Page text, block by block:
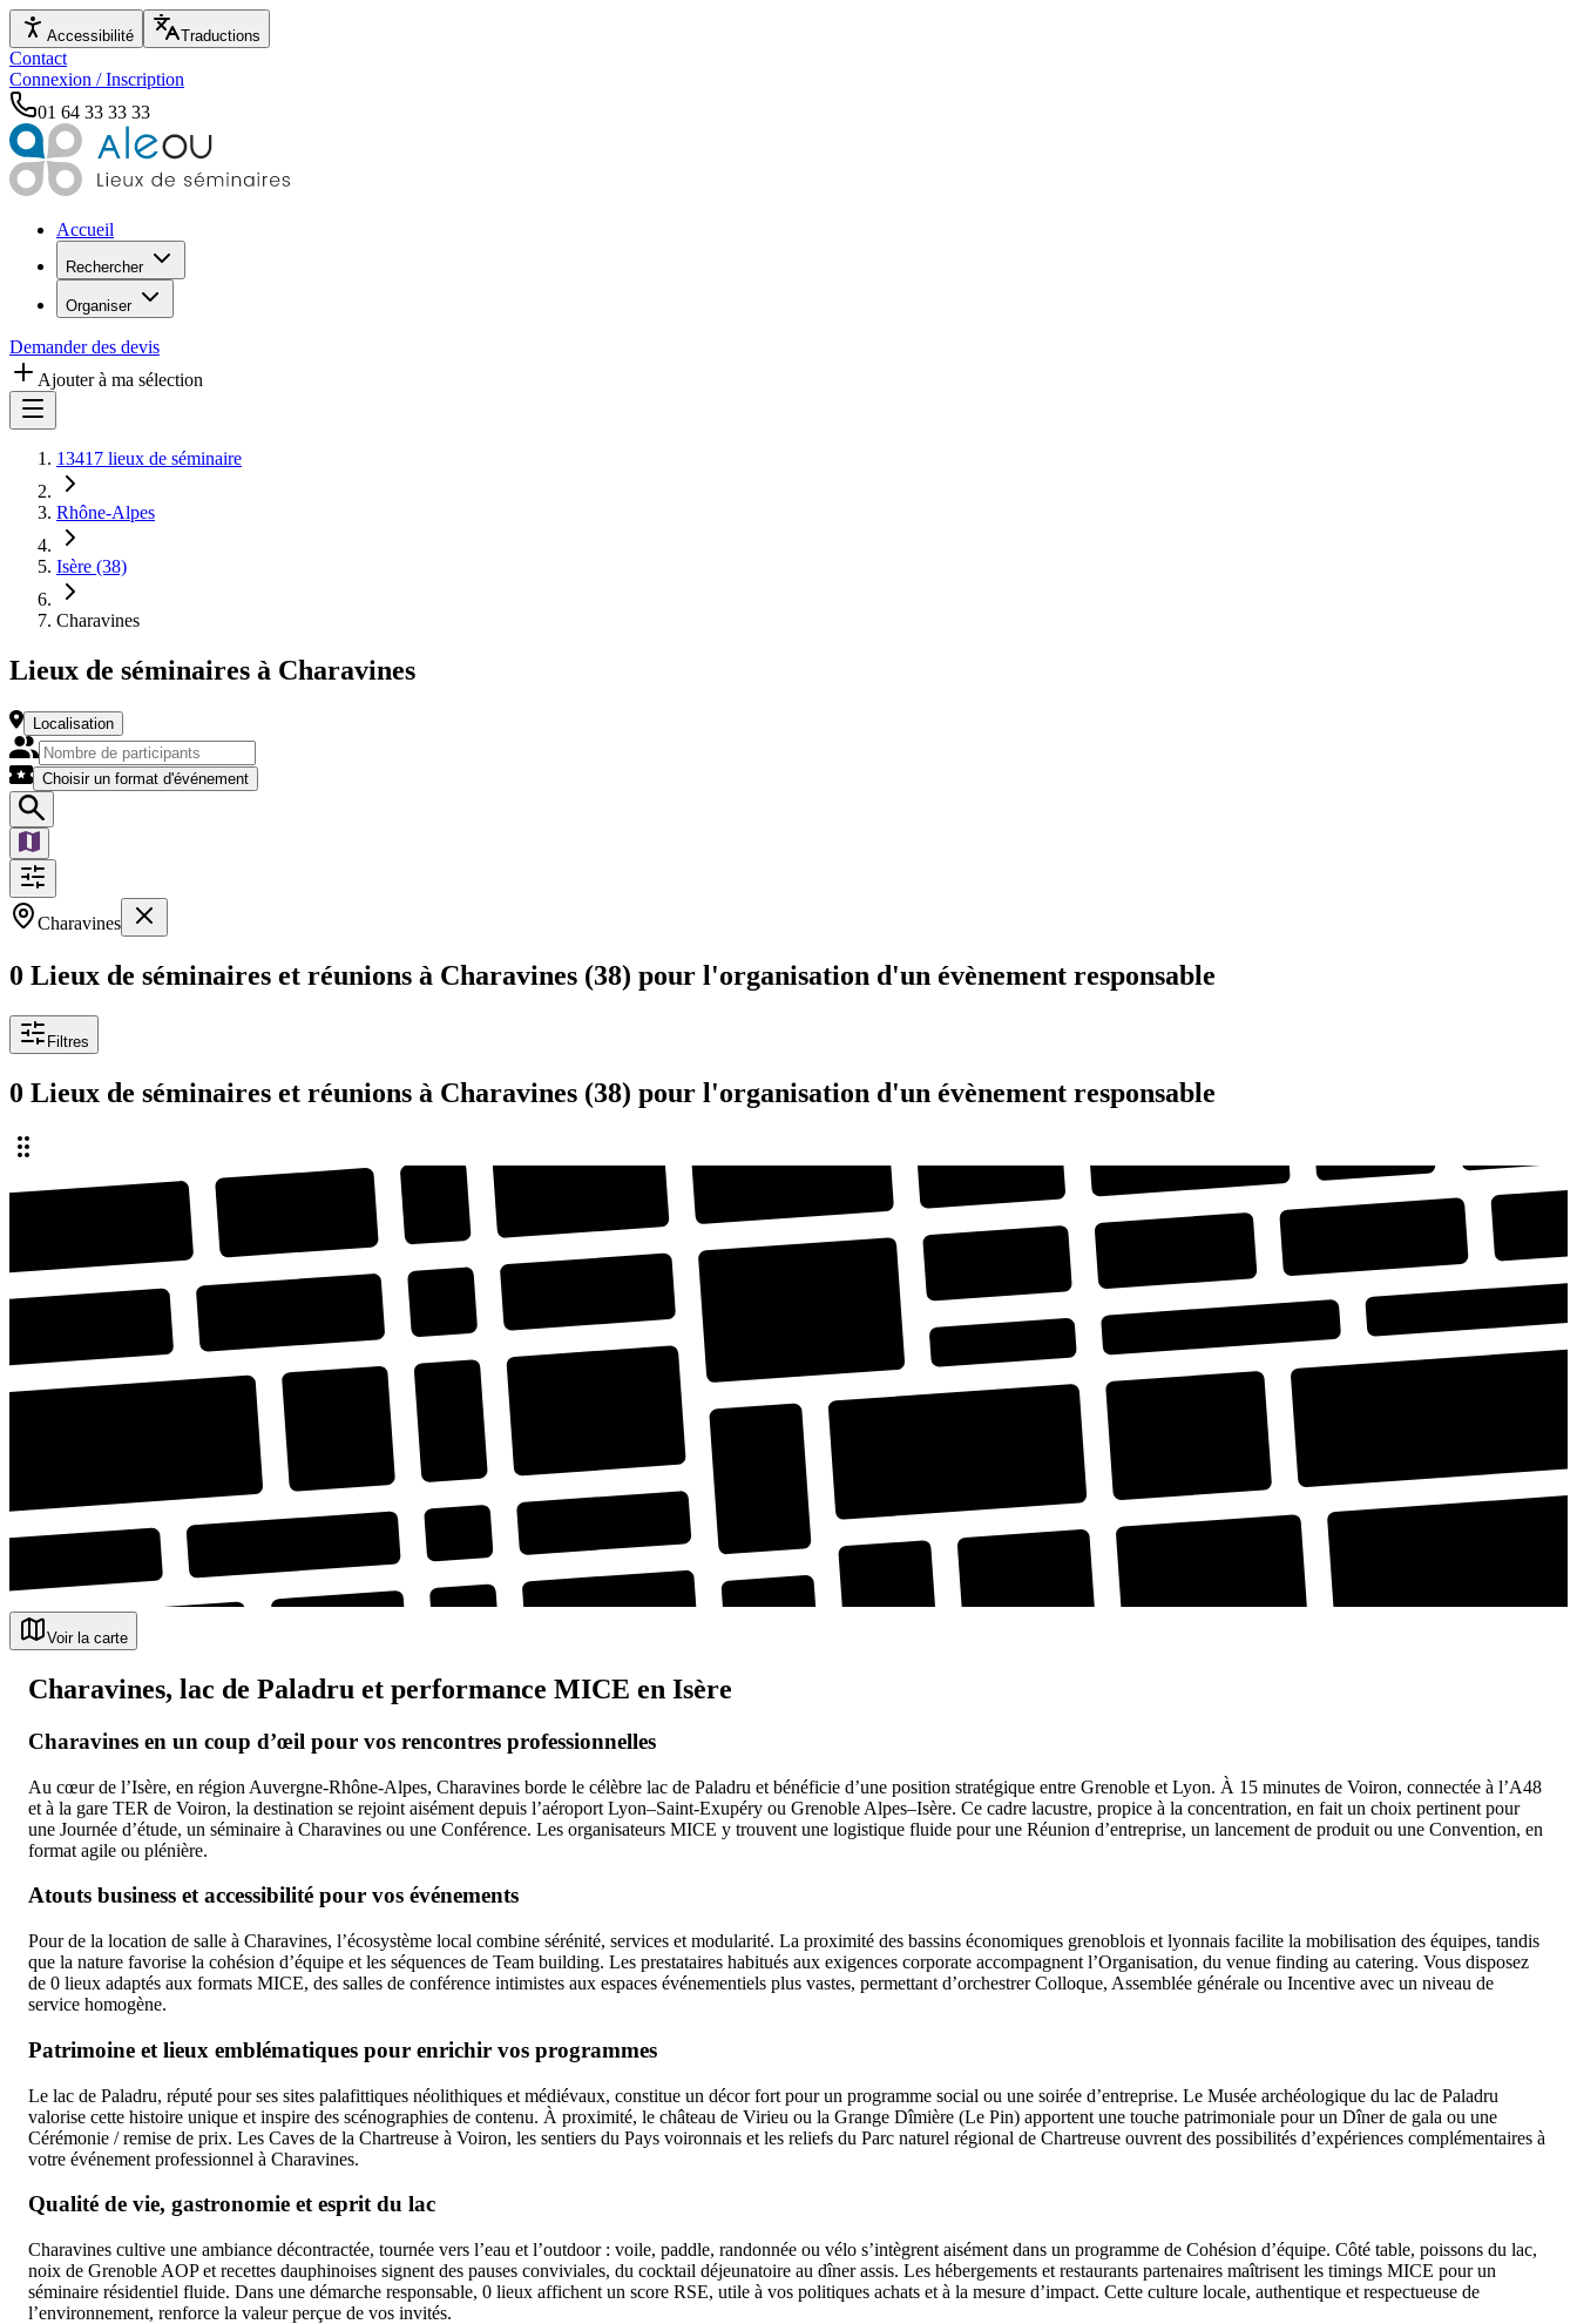
Accessibilité Traductions
Contact
Connexion / Inscription
01 64 33 33 33
Accueil
Rechercher
Organiser
Demander des devis
Ajouter à ma sélection
13417 lieux de séminaire
Rhône-Alpes
Isère (38)
Charavines
Lieux de séminaires à Charavines
Localisation
Choisir un format d'événement
Charavines
0 Lieux de séminaires et réunions à Charavines (38) pour l'organisation d'un évènement responsable
Filtres
0 Lieux de séminaires et réunions à Charavines (38) pour l'organisation d'un évènement responsable
Voir la carte
Charavines, lac de Paladru et performance MICE en Isère
Charavines en un coup d’œil pour vos rencontres professionnelles
Au cœur de l’Isère, en région Auvergne-Rhône-Alpes, Charavines borde le célèbre lac de Paladru et bénéficie d’une position stratégique entre Grenoble et Lyon. À 15 minutes de Voiron, connectée à l’A48
et à la gare TER de Voiron, la destination se rejoint aisément depuis l’aéroport Lyon–Saint‑Exupéry ou Grenoble Alpes–Isère. Ce cadre lacustre, propice à la concentration, en fait un choix pertinent pour
une Journée d’étude, un séminaire à Charavines ou une Conférence. Les organisateurs MICE y trouvent une logistique fluide pour une Réunion d’entreprise, un lancement de produit ou une Convention, en
format agile ou plénière.
Atouts business et accessibilité pour vos événements
Pour de la location de salle à Charavines, l’écosystème local combine sérénité, services et modularité. La proximité des bassins économiques grenoblois et lyonnais facilite la mobilisation des équipes, tandis
que la nature favorise la cohésion d’équipe et les séquences de Team building. Les prestataires habitués aux exigences corporate accompagnent l’Organisation, du venue finding au catering. Vous disposez
de 0 lieux adaptés aux formats MICE, des salles de conférence intimistes aux espaces événementiels plus vastes, permettant d’orchestrer Colloque, Assemblée générale ou Incentive avec un niveau de
service homogène.
Patrimoine et lieux emblématiques pour enrichir vos programmes
Le lac de Paladru, réputé pour ses sites palafittiques néolithiques et médiévaux, constitue un décor fort pour un programme social ou une soirée d’entreprise. Le Musée archéologique du lac de Paladru
valorise cette histoire unique et inspire des scénographies de contenu. À proximité, le château de Virieu ou la Grange Dîmière (Le Pin) apportent une touche patrimoniale pour un Dîner de gala ou une
Cérémonie / remise de prix. Les Caves de la Chartreuse à Voiron, les sentiers du Pays voironnais et les reliefs du Parc naturel régional de Chartreuse ouvrent des possibilités d’expériences complémentaires à
votre événement professionnel à Charavines.
Qualité de vie, gastronomie et esprit du lac
Charavines cultive une ambiance décontractée, tournée vers l’eau et l’outdoor : voile, paddle, randonnée ou vélo s’intègrent aisément dans un programme de Cohésion d’équipe. Côté table, poissons du lac,
noix de Grenoble AOP et recettes dauphinoises signent des pauses conviviales, du cocktail déjeunatoire au dîner assis. Les hébergements et restaurants partenaires maîtrisent les timings MICE pour un
séminaire résidentiel fluide. Dans une démarche responsable, 0 lieux affichent un score RSE, utile à vos politiques achats et à la mesure d’impact. Cette culture locale, authentique et respectueuse de
l’environnement, renforce la valeur perçue de vos invités.